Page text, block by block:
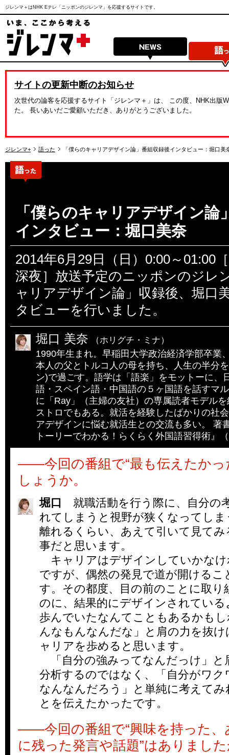
ジレンマ＋はNHK Eテレ「ニッポンのジレンマ」を応援するサイトです。
サイトの更新中断のお知らせ
次世代の論客を応援するサイト「ジレンマ＋」は、 この度、NHK出
た。 長いあいだご愛顧いただき、ありがとうございました。
ジレンマ+ 語った 「僕らのキャリアデザイン論」番組収録後インタビュー：堀口美
「僕らのキャリアデザイン論
インタビュー：堀口美奈
2014年6月29日（日）0:00～01:00
深夜］放送予定のニッポンのジレ
ャリアデザイン論」収録後、堀口
タビューを行いました。
堀口 美奈 （ホリグチ・ミナ）
1990年生まれ。早稲田大学政治経済学部卒業
本人の父とトルコ人の母を持ち、人生の半分
ン)で過ごす。語学は「語楽」をモットーに、
語・スペイン語・中国語の５ヶ国語を話すマ
に「Ray」（主婦の友社）の専属読者モデル
ストロでもある。就活を経験したばかりの社
アデザインに悩む就活生との交流も多い。 著
トーリーでわかる！らくらく外国語習得術』
――今回の番組で“最も伝えたかっ
しょうか。
堀口
就職活動を行う際に、自分の
れてしまうと視野が狭くなってし
離れるくらい、あえて引いて見て
事だと思います。
キャリアはデザインしていかな
ですが、偶然の発見で道が開ける
す。その都度、目の前のことに取
のに、結果的にデザインされてい
歩んでいたなんてこともあるかも
んなもんなんだな」と肩の力を抜
ャリアを歩めると思います。
「自分の強みってなんだっけ」と
分析するのではなく、「自分がワ
なんなんだろう」と単純に考えて
とを伝えたかったです。
――今回の番組で“興味を持った、
に残った発言や話題”はありまし